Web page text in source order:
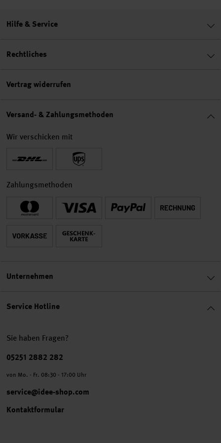
Service Hotline
Sie haben Fragen?
Telefonnummer
05251 2882 282
von Mo. - Fr. 08:30 - 17:00 Uhr
service@idee-shop.com
Kontaktformular
Hilfe & Service
Rechtliches
Vertrag widerrufen
Versand- & Zahlungsmethoden
Wir verschicken mit
Zahlungsmethoden
Unternehmen